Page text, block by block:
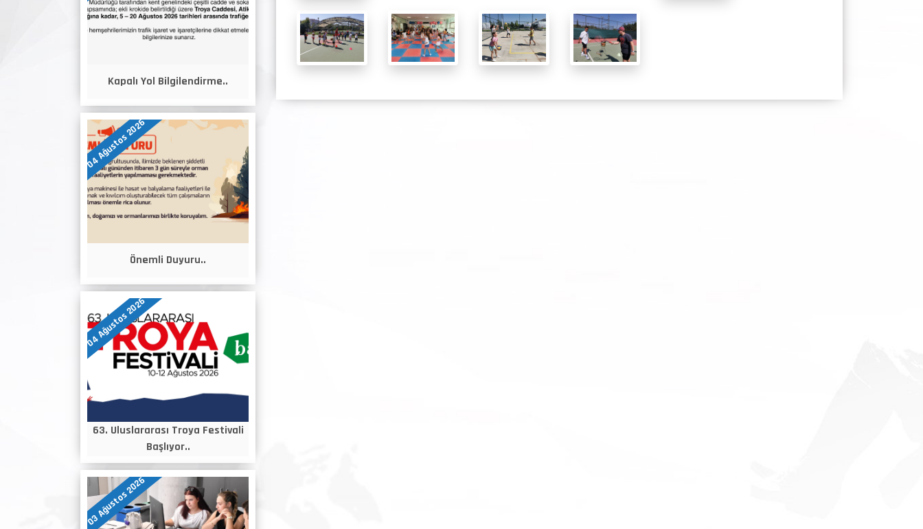
Kapalı Yol Bilgilendirme..
04 Ağustos 2026
Önemli Duyuru..
04 Ağustos 2026
63. Uluslararası Troya Festivali
Başlıyor..
03 Ağustos 2026